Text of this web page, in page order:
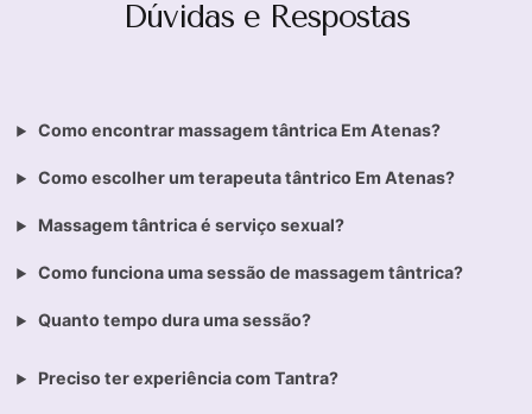
Dúvidas e Respostas
Como encontrar massagem tântrica Em Atenas?
Como escolher um terapeuta tântrico Em Atenas?
Massagem tântrica é serviço sexual?
Como funciona uma sessão de massagem tântrica?
Quanto tempo dura uma sessão?
Preciso ter experiência com Tantra?